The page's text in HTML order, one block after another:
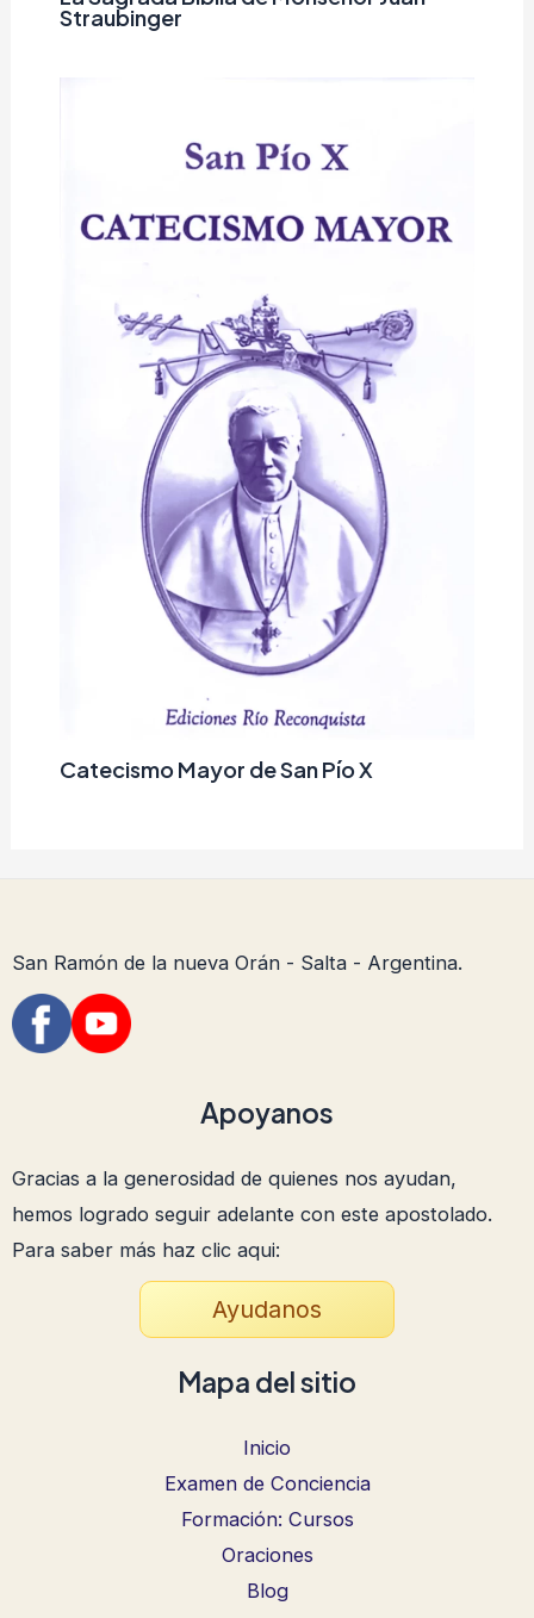
Straubinger
Catecismo Mayor de San Pío X
San Ramón de la nueva Orán - Salta - Argentina.
Apoyanos
Gracias a la generosidad de quienes nos ayudan,
hemos logrado seguir adelante con este apostolado.
Para saber más haz clic aqui:
Ayudanos
Mapa del sitio
Inicio
Examen de Conciencia
Formación: Cursos
Oraciones
Blog